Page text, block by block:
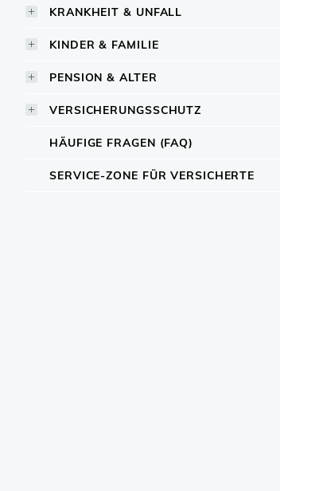
KRANKHEIT & UNFALL
KINDER & FAMILIE
PENSION & ALTER
VERSICHERUNGSSCHUTZ
HÄUFIGE FRAGEN (FAQ)
SERVICE-ZONE FÜR VERSICHERTE